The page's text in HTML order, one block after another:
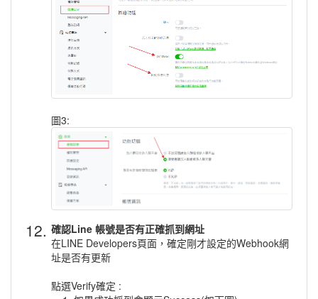
圖3:
12. 確認Line 帳號是否有正確抓到網址
在LINE Developers頁面，確定剛才設定的Webhook網
址是否有更新
點選Verify確定 :